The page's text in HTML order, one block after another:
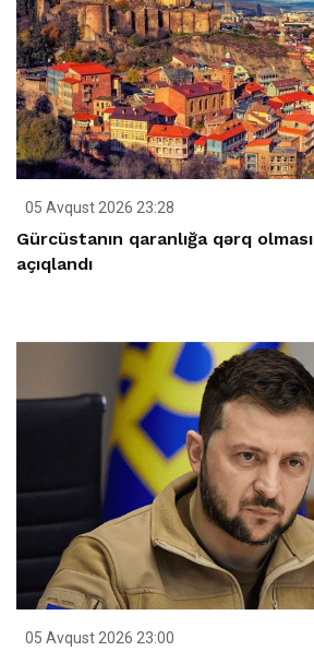
05 Avqust 2026 23:28
Gürcüstanın qaranlığa qərq
açıqlandı
05 Avqust 2026 23:00